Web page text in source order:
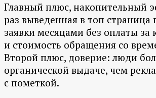
Главный плюс, накопительный
раз выведенная в топ страница
заявки месяцами без оплаты за
и стоимость обращения со
Второй плюс, доверие: люди
органической выдаче, чем
с пометкой.